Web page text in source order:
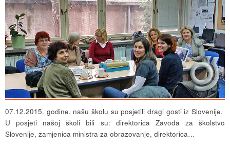
07.12.2015. godine, našu školu su posjetili dragi gosti iz Slovenije.
U posjeti našoj školi bili su: direktorica Zavoda za školstvo
Slovenije, zamjenica ministra za obrazovanje, direktorica…